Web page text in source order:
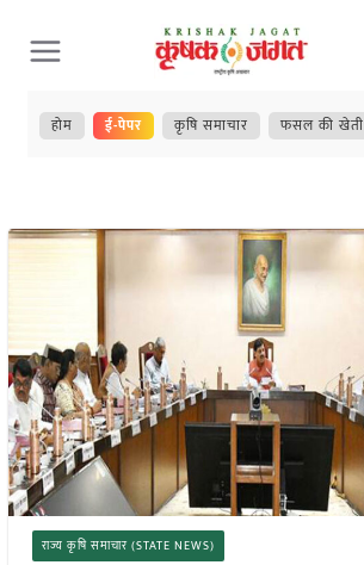
Skip
to
content
होम ई-पेपर कृषि समाचार फसल की खेती
राज्य कृषि समाचार (STATE NEWS)